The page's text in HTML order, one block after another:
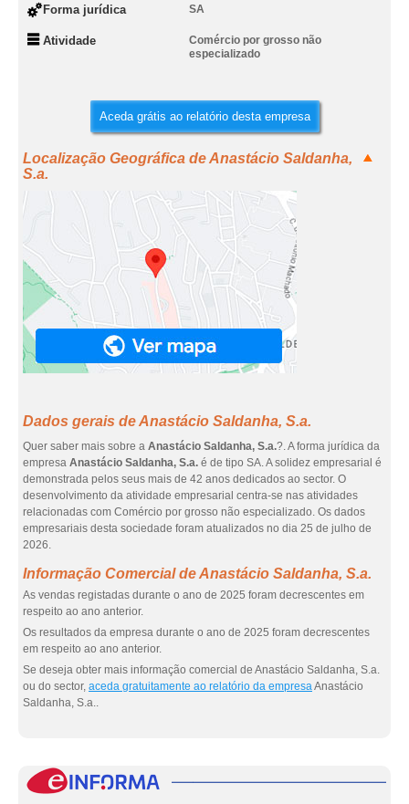
Forma jurídica SA
Atividade
Comércio por grosso não
especializado
Aceda grátis ao relatório desta empresa
Localização Geográfica de Anastácio Saldanha,
S.a.
Dados gerais de Anastácio Saldanha, S.a.
Quer saber mais sobre a Anastácio Saldanha, S.a.?. A forma jurídica da
empresa Anastácio Saldanha, S.a. é de tipo SA. A solidez empresarial é
demonstrada pelos seus mais de 42 anos dedicados ao sector. O
desenvolvimento da atividade empresarial centra-se nas atividades
relacionadas com Comércio por grosso não especializado. Os dados
empresariais desta sociedade foram atualizados no dia 25 de julho de
2026.
Informação Comercial de Anastácio Saldanha, S.a.
As vendas registadas durante o ano de 2025 foram decrescentes em
respeito ao ano anterior.
Os resultados da empresa durante o ano de 2025 foram decrescentes
em respeito ao ano anterior.
Se deseja obter mais informação comercial de Anastácio Saldanha, S.a.
ou do sector, aceda gratuitamente ao relatório da empresaAnastácio
Saldanha, S.a..